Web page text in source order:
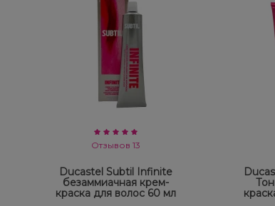
Отзывов 13
Ducastel Subtil Infinite
безаммиачная крем-
краска для волос 60 мл